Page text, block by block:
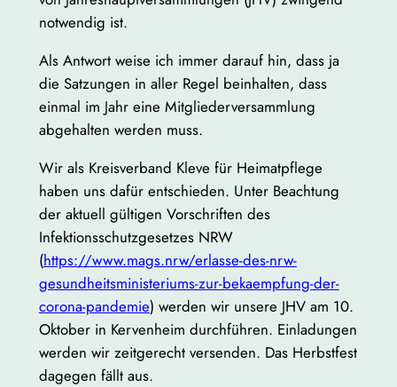
notwendig ist.
Als Antwort weise ich immer darauf hin, dass ja
die Satzungen in aller Regel beinhalten, dass
einmal im Jahr eine Mitgliederversammlung
abgehalten werden muss.
Wir als Kreisverband Kleve für Heimatpflege
haben uns dafür entschieden. Unter Beachtung
der aktuell gültigen Vorschriften des
Infektionsschutzgesetzes NRW
(https://www.mags.nrw/erlasse-des-nrw-
gesundheitsministeriums-zur-bekaempfung-der-
corona-pandemie) werden wir unsere JHV am 10.
Oktober in Kervenheim durchführen. Einladungen
werden wir zeitgerecht versenden. Das Herbstfest
dagegen fällt aus.